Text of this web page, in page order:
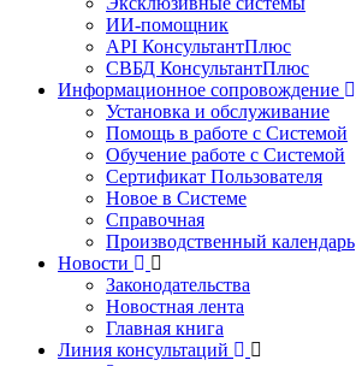
ИИ-помощник
API КонсультантПлюс
СВБД КонсультантПлюс
Информационное сопровождение
Установка и обслуживание
Помощь в работе с Системой
Обучение работе с Системой
Сертификат Пользователя
Новое в Системе
Справочная
Производственный календарь
Новости
Законодательства
Новостная лента
Главная книга
Линия консультаций